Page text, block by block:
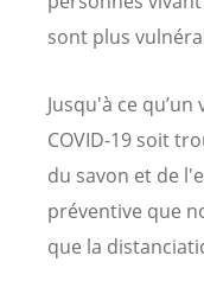
sont plus
Jusqu'à ce
COVID-19 soit
du savon et de
préventive que
que la